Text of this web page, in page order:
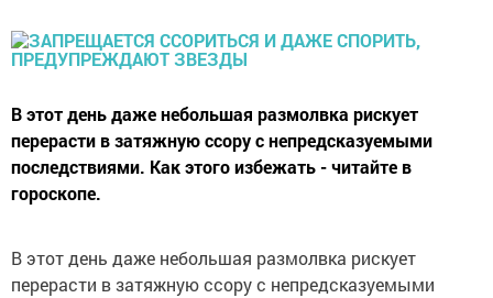
В этот день даже небольшая размолвка рискует
перерасти в затяжную ссору с непредсказуемыми
последствиями. Как этого избежать - читайте в
гороскопе.
В этот день даже небольшая размолвка рискует
перерасти в затяжную ссору с непредсказуемыми